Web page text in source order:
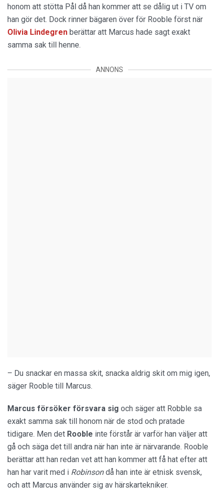
honom att stötta Pål då han kommer att se dålig ut i TV om
han gör det. Dock rinner bägaren över för Rooble först när
Olivia Lindegren berättar att Marcus hade sagt exakt
samma sak till henne.
ANNONS
– Du snackar en massa skit, snacka aldrig skit om mig igen,
säger Rooble till Marcus.
Marcus försöker försvara sig och säger att Robble sa
exakt samma sak till honom när de stod och pratade
tidigare. Men det Rooble inte förstår är varför han väljer att
gå och säga det till andra när han inte är närvarande. Rooble
berättar att han redan vet att han kommer att få hat efter att
han har varit med i Robinsondå han inte är etnisk svensk,
och att Marcus använder sig av härskartekniker.